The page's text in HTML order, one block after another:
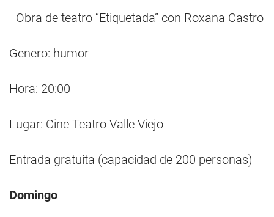
- Obra de teatro “Etiquetada” con Roxana Castro
Genero: humor
Hora: 20:00
Lugar: Cine Teatro Valle Viejo
Entrada gratuita (capacidad de 200 personas)
Domingo